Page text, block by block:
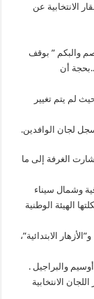
الانتخابية عن
والبكم ” بوقف
أن
لم يتم تغيير
لجان الوافدين.
الغرفة إلى ما
وشمال سيناء
الهيئة الوطنية
الابتدائية”،
والبراجيل .
الانتخابية